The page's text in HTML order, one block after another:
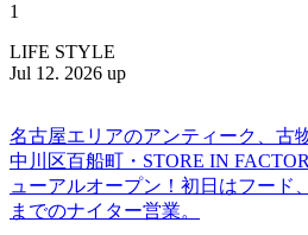
1
LIFE STYLE
Jul 12. 2026 up
名古屋エリアのアンティーク、古
中川区百船町・STORE IN
ューアルオープン！初日はフード
までのナイター営業。